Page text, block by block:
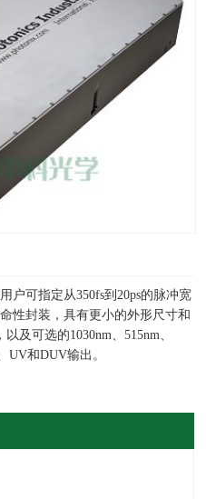
户可指定从350fs到20ps的脉冲宽
性封装，具有更小的外形尺寸和
及可选的1030nm、515nm、
UV和DUV输出。